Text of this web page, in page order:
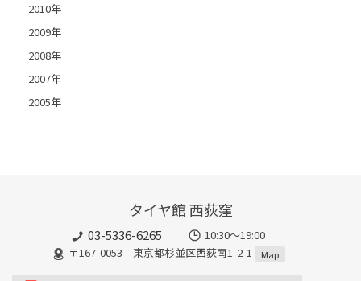
2010年
2009年
2008年
2007年
2005年
タイヤ館 西荻窪
03-5336-6265
10:30～19:00
〒167-0053 東京都杉並区西荻南1-2-1
Map